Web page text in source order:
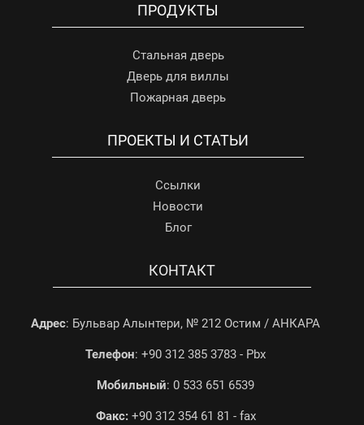
ПРОДУКТЫ
Стальная дверь
Дверь для виллы
Пожарная дверь
ПРОЕКТЫ И СТАТЬИ
Ссылки
Новости
Блог
КОНТАКТ
Адрес: Бульвар Алынтери, № 212 Остим / АНКАРА
Телефон: +90 312 385 3783 - Pbx
Мобильный: 0 533 651 6539
Факс:+90 312 354 61 81 - fax